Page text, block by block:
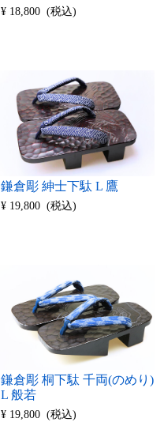
¥ 18,800 (税込)
鎌倉彫 紳士下駄 L 鷹
¥ 19,800 (税込)
鎌倉彫 桐下駄 千両(のめり)
L 般若
¥ 19,800 (税込)